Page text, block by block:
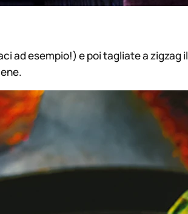
ad esempio!) e poi tagliate a zigzag il